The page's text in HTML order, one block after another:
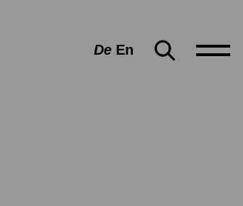
De En